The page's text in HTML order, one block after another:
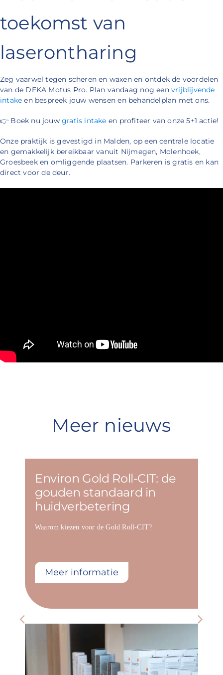
toekomst van
laserontharing
Zeg vaarwel tegen scheren en waxen en ontdek de voordelen
van de DEKA Motus Pro. Plan vandaag nog een vrijblijvende
intake en bespreek jouw wensen en behandelplan met ons.
👉 Boek nu jouwgratis intake en profiteer van onze 5+1 actie!
Onze praktijk is gevestigd in Malden, op een centrale locatie
en gemakkelijk bereikbaar vanuit Nijmegen, Molenhoek,
Groesbeek en omliggende plaatsen. Parkeren is gratis en kan
direct voor de deur.
Meer nieuws
Environ Gold Roll-CIT: de
gouden standaard in
huidverbetering
Waarom kiezen voor de Gold Roll-CIT?
Meer informatie